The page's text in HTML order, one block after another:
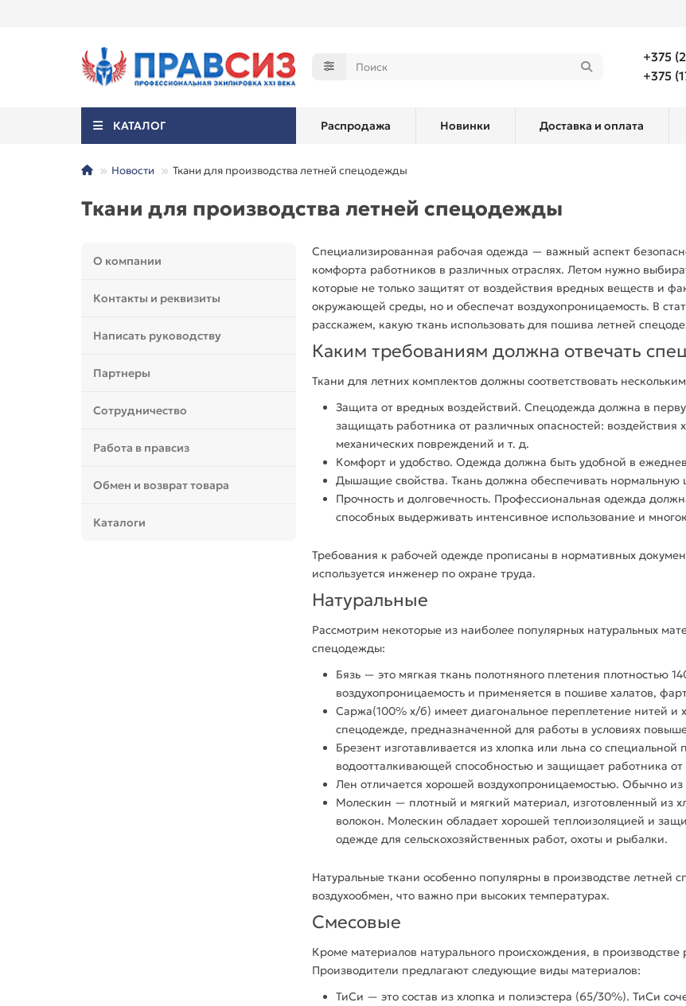
+375
+375
КАТАЛОГ Распродажа Новинки Доставка и оплата
Новости Ткани для производства летней спецодежды
Ткани для производства летней спецодежды
О компании
Контакты и реквизиты
Написать руководству
Партнеры
Сотрудничество
Работа в правсиз
Обмен и возврат товара
Каталоги
Специализированная рабочая одежда — важный аспект
комфорта работников в различных отраслях. Летом нужно
которые не только защитят от воздействия вредных веществ и
окружающей среды, но и обеспечат воздухопроницаемость. В
расскажем, какую ткань использовать для пошива летней
Каким требованиям должна отвечать
Ткани для летних комплектов должны соответствовать
Защита от вредных воздействий. Спецодежда должна в
защищать работника от различных опасностей: воздействия
механических повреждений и т. д.
Комфорт и удобство. Одежда должна быть удобной в
Дышащие свойства. Ткань должна обеспечивать нормальную
Прочность и долговечность. Профессиональная одежда
способных выдерживать интенсивное использование и
Требования к рабочей одежде прописаны в нормативных
используется инженер по охране труда.
Натуральные
Рассмотрим некоторые из наиболее популярных натуральных
спецодежды:
Бязь — это мягкая ткань полотняного плетения плотностью
воздухопроницаемость и применяется в пошиве халатов,
Саржа(100% х/б) имеет диагональное переплетение нитей и
спецодежде, предназначенной для работы в условиях
Брезент изготавливается из хлопка или льна со специальной
водоотталкивающей способностью и защищает работника от
Лен отличается хорошей воздухопроницаемостью. Обычно
Молескин — плотный и мягкий материал, изготовленный из
волокон. Молескин обладает хорошей теплоизоляцией и
одежде для сельскохозяйственных работ, охоты и рыбалки.
Натуральные ткани особенно популярны в производстве летней
воздухообмен, что важно при высоких температурах.
Смесовые
Кроме материалов натурального происхождения, в производстве
Производители предлагают следующие виды материалов:
ТиСи — это состав из хлопка и полиэстера (65/30%). ТиСи